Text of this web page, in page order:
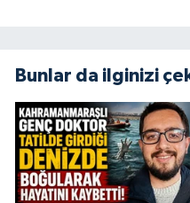
Bunlar da ilginizi